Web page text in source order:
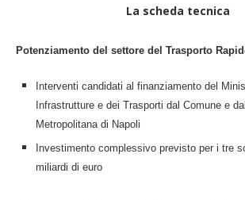
La scheda tecnica
Potenziamento del settore del Trasporto
Interventi candidati al finanziamento del
Infrastrutture e dei Trasporti dal Comune e
Metropolitana di Napoli
Investimento complessivo previsto per i tre
miliardi di euro